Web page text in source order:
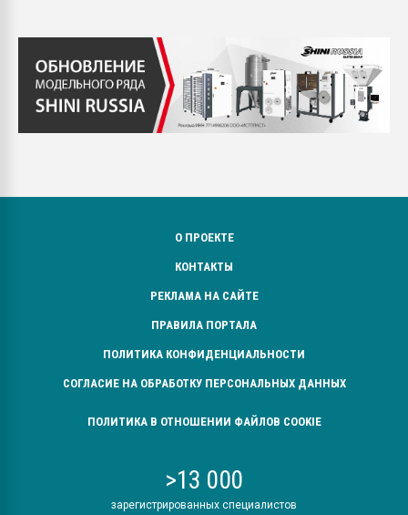
О ПРОЕКТЕ
КОНТАКТЫ
РЕКЛАМА НА САЙТЕ
ПРАВИЛА ПОРТАЛА
ПОЛИТИКА КОНФИДЕНЦИАЛЬНОСТИ
СОГЛАСИЕ НА ОБРАБОТКУ ПЕРСОНАЛЬНЫХ ДАННЫХ
ПОЛИТИКА В ОТНОШЕНИИ ФАЙЛОВ COOKIE
>13 000
зарегистрированных специалистов